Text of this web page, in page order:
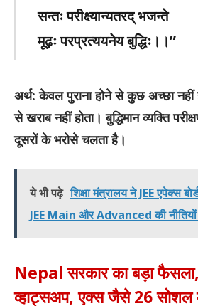
सन्तः परीक्ष्यान्यतरद् भजन्ते
मूढ़ः परप्रत्ययनेय बुद्धिः।।”
अर्थ: केवल पुराना होने से कुछ अच्छा नहीं
से खराब नहीं होता। बुद्धिमान व्यक्ति
दूसरों के भरोसे चलता है।
ये भी पढ़े शिक्षा मंत्रालय ने JEE एपेक्स
JEE Main और Advanced की नीतियों
Nepal सरकार का बड़ा
व्हाट्सअप, एक्स जैसे 26 सोशल